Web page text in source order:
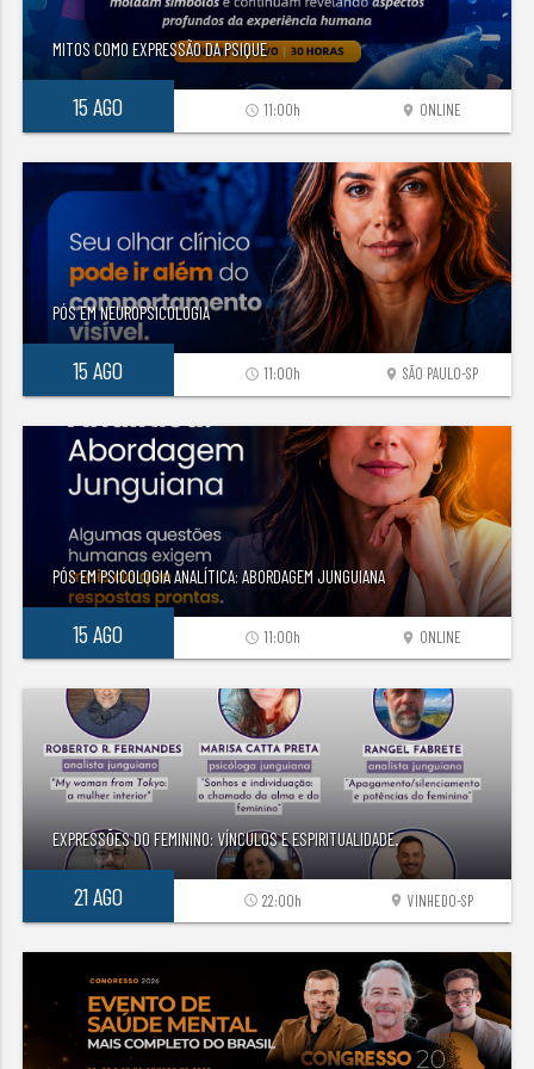
MITOS COMO EXPRESSÃO DA PSIQUE
15 AGO location_on ONLINE
access_time 11:00h
PÓS EM NEUROPSICOLOGIA
15 AGO location_on SÃO PAULO-SP
access_time 11:00h
PÓS EM PSICOLOGIA ANALÍTICA: ABORDAGEM JUNGUIANA
15 AGO location_on ONLINE
access_time 11:00h
EXPRESSÕES DO FEMININO: VÍNCULOS E ESPIRITUALIDADE.
21 AGO location_on VINHEDO-SP
access_time 22:00h